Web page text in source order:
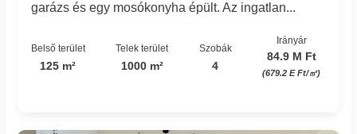
garázs és egy mosókonyha épült. Az ingatlan...
Belső terület
125 m²
Telek terület
1000 m²
Szobák
4
Irányár
84.9 M Ft
(679.2 E Ft/㎡)